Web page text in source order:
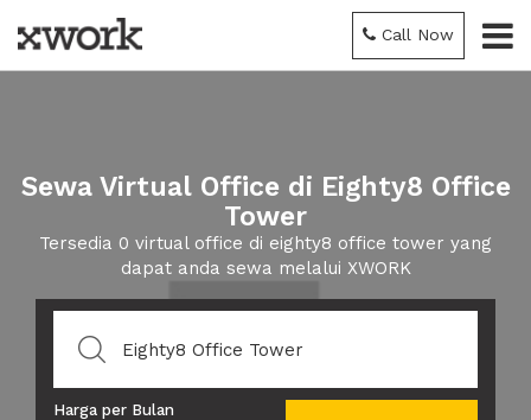
Call Now
Sewa Virtual Office di Eighty8 Office
Tower
Tersedia 0 virtual office di eighty8 office tower yang
dapat anda sewa melalui XWORK
Harga per Bulan